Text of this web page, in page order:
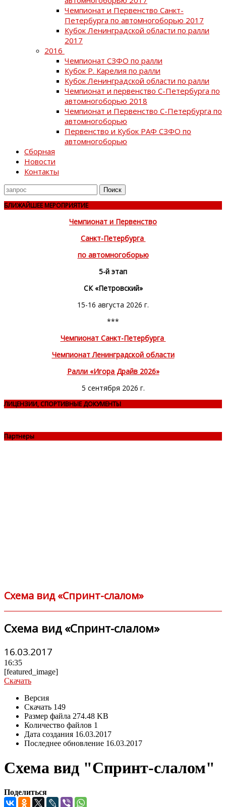
Чемпионат и Первенство Санкт-
Петербурга по автомногоборью 2017
Кубок Ленинградской области по ралли
2017
2016
Чемпионат СЗФО по ралли
Кубок Р. Карелия по ралли
Кубок Ленинградской области по ралли
Чемпионат и первенство С-Петербурга по
автомногоборью 2018
Чемпионат и Первенство С-Петербурга по
автомногоборью
Первенство и Кубок РАФ СЗФО по
автомногоборью
Сборная
Новости
Контакты
Поиск
для
БЛИЖАЙШЕЕ МЕРОПРИЯТИЕ
Чемпионат и Первенство
Санкт-Петербурга
по автомногоборью
5-й этап
СК «Петровский»
15-16 августа 2026 г.
***
Чемпионат Санкт-Петербурга
Чемпионат Ленинградской области
Ралли «Игора Драйв 2026»
5 сентября 2026 г.
ЛИЦЕНЗИИ, СПОРТИВНЫЕ ДОКУМЕНТЫ
Партнеры
Схема вид «Спринт-слалом»
Схема вид «Спринт-слалом»
16.03.2017
16:35
[featured_image]
Скачать
Версия
Скачать 149
Размер файла 274.48 KB
Количество файлов 1
Дата создания 16.03.2017
Последнее обновление 16.03.2017
Схема вид "Спринт-слалом"
Поделиться